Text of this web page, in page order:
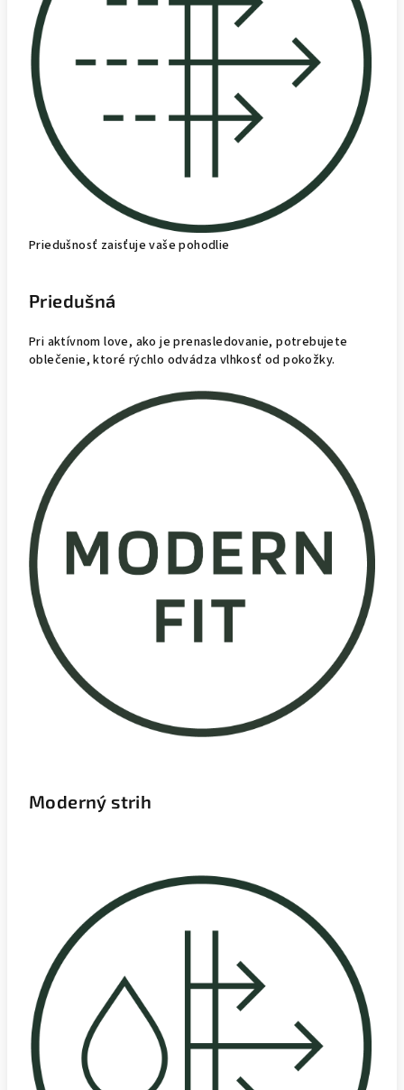
Priedušnosť zaisťuje vaše pohodlie
Priedušná
Pri aktívnom love, ako je prenasledovanie, potrebujete
oblečenie, ktoré rýchlo odvádza vlhkosť od pokožky.
Moderný strih